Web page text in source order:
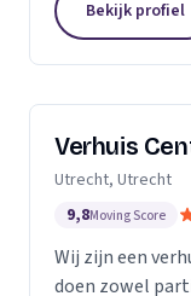
Bekijk profiel
Verhuis
Utrecht, Utrecht
9,8Moving Score
Wij zijn een
doen zowel